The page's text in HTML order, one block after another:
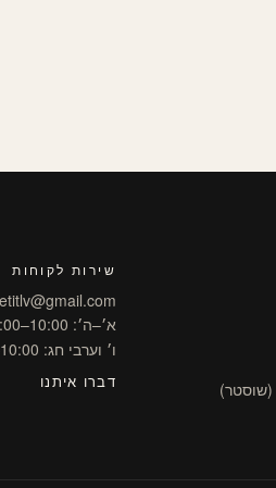
שירות לקוחות
א׳–ה׳: 10:00–18:00
ו׳ וערבי חג: 10:00–15:00
דברו איתנו